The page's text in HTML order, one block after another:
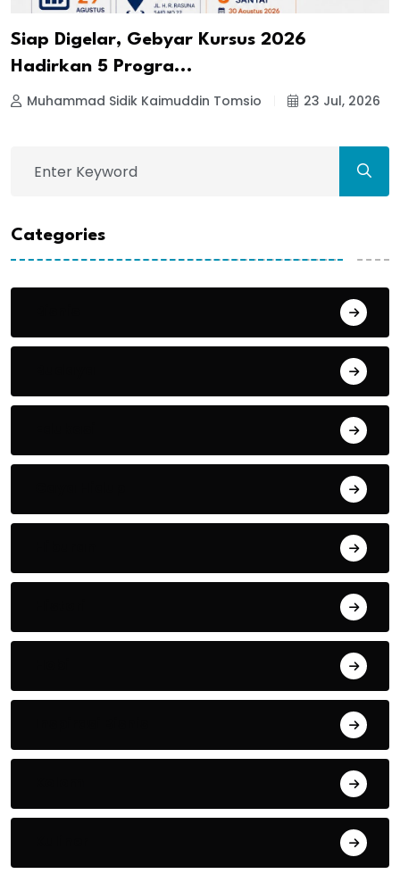
Siap Digelar, Gebyar Kursus 2026
Hadirkan 5 Progra...
Muhammad Sidik Kaimuddin Tomsio
23 Jul, 2026
Categories